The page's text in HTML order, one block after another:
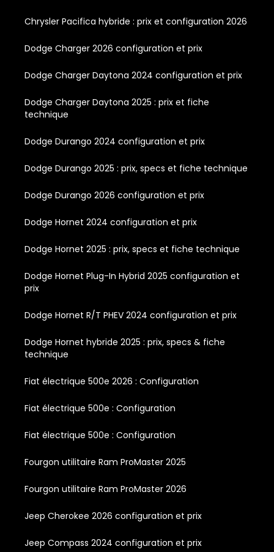
Chrysler Pacifica hybride : prix et configuration 2026
Dodge Charger 2026 configuration et prix
Dodge Charger Daytona 2024 configuration et prix
Dodge Charger Daytona 2025 : prix et fiche
technique
Dodge Durango 2024 configuration et prix
Dodge Durango 2025 : prix, specs et fiche technique
Dodge Durango 2026 configuration et prix
Dodge Hornet 2024 configuration et prix
Dodge Hornet 2025 : prix, specs et fiche technique
Dodge Hornet Plug-In Hybrid 2025 configuration et
prix
Dodge Hornet R/T PHEV 2024 configuration et prix
Dodge Hornet hybride 2025 : prix, specs & fiche
technique
Fiat électrique 500e 2026 : Configuration
Fiat électrique 500e : Configuration
Fiat électrique 500e : Configuration
Fourgon utilitaire Ram ProMaster 2025
Fourgon utilitaire Ram ProMaster 2026
Jeep Cherokee 2026 configuration et prix
Jeep Compass 2024 configuration et prix